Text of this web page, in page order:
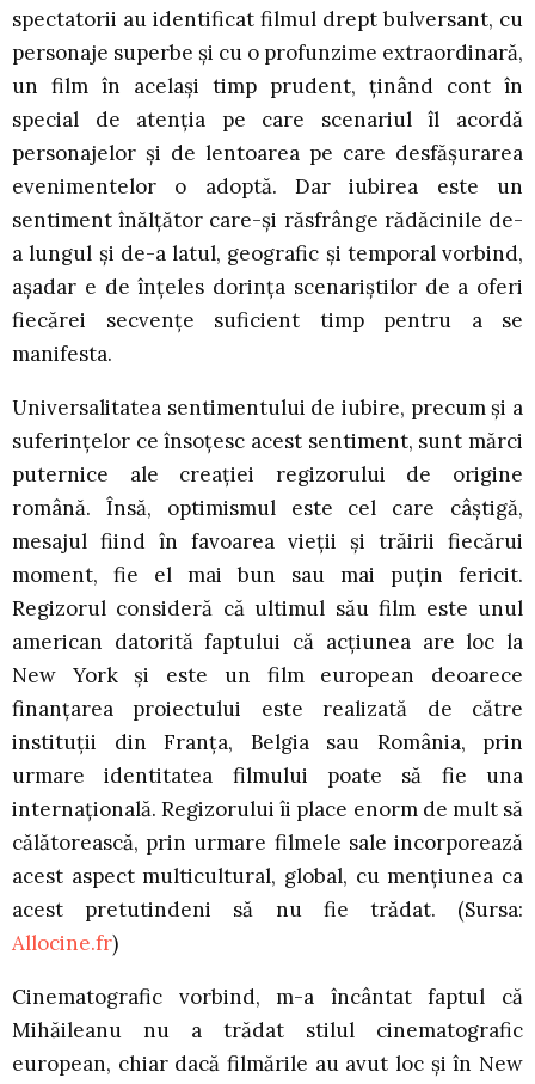
spectatorii au identificat filmul drept bulversant, cu
personaje superbe și cu o profunzime extraordinară,
un film în același timp prudent, ținând cont în
special de atenția pe care scenariul îl acordă
personajelor și de lentoarea pe care desfășurarea
evenimentelor o adoptă. Dar iubirea este un
sentiment înălțător care-și răsfrânge rădăcinile de-
a lungul și de-a latul, geografic și temporal vorbind,
așadar e de înțeles dorința scenariștilor de a oferi
fiecărei secvențe suficient timp pentru a se
manifesta.
Universalitatea sentimentului de iubire, precum și a
suferințelor ce însoțesc acest sentiment, sunt mărci
puternice ale creației regizorului de origine
română. Însă, optimismul este cel care câștigă,
mesajul fiind în favoarea vieții și trăirii fiecărui
moment, fie el mai bun sau mai puțin fericit.
Regizorul consideră că ultimul său film este unul
american datorită faptului că acțiunea are loc la
New York și este un film european deoarece
finanțarea proiectului este realizată de către
instituții din Franța, Belgia sau România, prin
urmare identitatea filmului poate să fie una
internațională. Regizorului îi place enorm de mult să
călătorească, prin urmare filmele sale incorporează
acest aspect multicultural, global, cu mențiunea ca
acest pretutindeni să nu fie trădat. (Sursa:
Allocine.fr)
Cinematografic vorbind, m-a încântat faptul că
Mihăileanu nu a trădat stilul cinematografic
european, chiar dacă filmările au avut loc și în New